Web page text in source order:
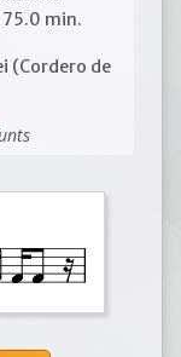
75.0 min.
(Cordero de